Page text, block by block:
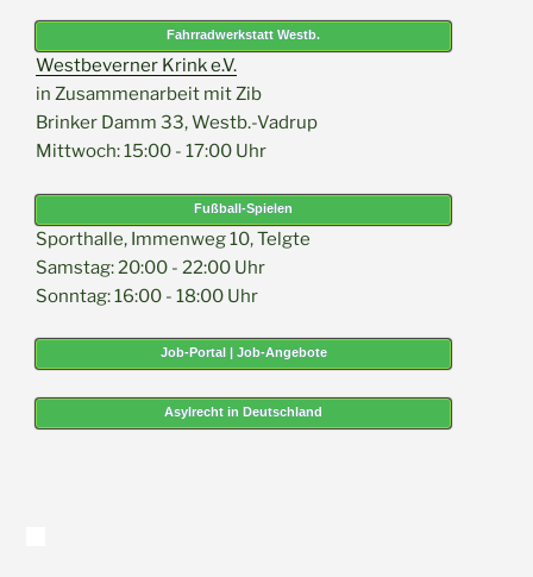
Fahrradwerkstatt Westb.
Westbeverner Krink e.V.
in Zusammenarbeit mit Zib
Brinker Damm 33, Westb.-Vadrup
Mittwoch: 15:00 - 17:00 Uhr
Fußball-Spielen
Sporthalle, Immenweg 10, Telgte
Samstag: 20:00 - 22:00 Uhr
Sonntag: 16:00 - 18:00 Uhr
Job-Portal | Job-Angebote
Asylrecht in Deutschland